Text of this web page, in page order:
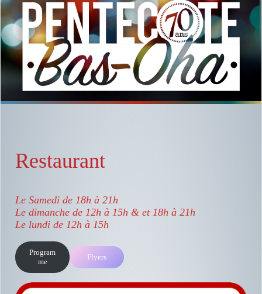
Restaurant
Le Samedi de 18h à 21h
Le dimanche de 12h à 15h & et 18h à 21h
Le lundi de 12h à 15h
Program
me
Flyers